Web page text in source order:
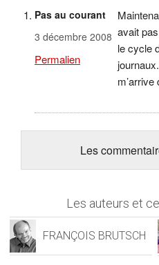
Pas au courant
3 décembre 2008
Permalien
avait
le cycle
Les
Les auteurs et
FRANÇOIS BRUTSCH